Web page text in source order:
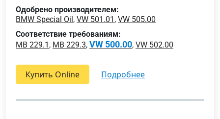
Одобрено производителем:
BMW Special Oil, VW 501.01 , VW 505.00
Соответствие требованиям:
MB 229.1 , MB 229.3, VW 500.00, VW 502.00
Купить Online подробнее